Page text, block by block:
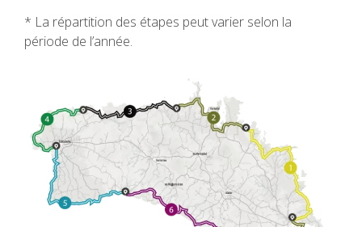
8 ÉTAPES
6 ÉTAPES
* La répartition des étapes peut varier selon la
période de l’année.